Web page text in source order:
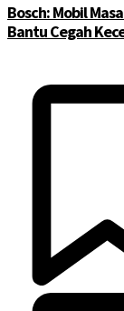
Bosch: Mobil
Bantu Cegah